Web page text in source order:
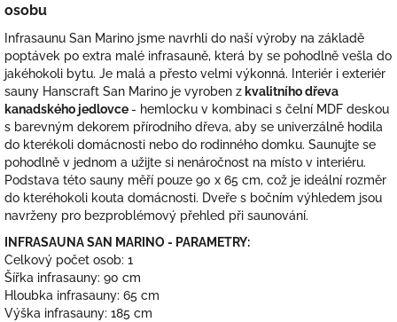
osobu
Infrasaunu San Marino jsme navrhli do naší výroby na základě
poptávek po extra malé infrasauně, která by se pohodlně vešla do
jakéhokoli bytu. Je malá a přesto velmi výkonná. Interiér i exteriér
sauny Hanscraft San Marino je vyroben z kvalitního dřeva
kanadského jedlovce- hemlocku v kombinaci s čelní MDF deskou
s barevným dekorem přírodního dřeva, aby se univerzálně hodila
do kterékoli domácnosti nebo do rodinného domku. Saunujte se
pohodlně v jednom a užijte si nenáročnost na místo v interiéru.
Podstava této sauny měří pouze 90 x 65 cm, což je ideální rozměr
do kteréhokoli kouta domácnosti. Dveře s bočním výhledem jsou
navrženy pro bezproblémový přehled při saunování.
INFRASAUNA SAN MARINO - PARAMETRY:
Celkový počet osob: 1
Šířka infrasauny: 90 cm
Hloubka infrasauny: 65 cm
Výška infrasauny: 185 cm